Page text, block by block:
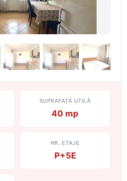
SUPRAFAȚĂ UTILĂ
40 mp
NR. ETAJE
P+5E